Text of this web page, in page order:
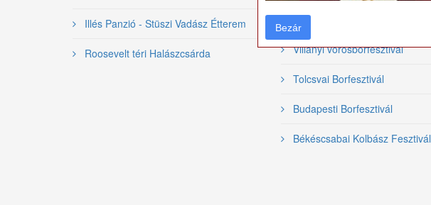
Illés Panzió - Stüszi Vadász Étterem
Roosevelt téri Halászcsárda
Szegedi Borfesztivál
Villányi vörösborfesztivál
Tolcsvai Borfesztivál
Budapesti Borfesztivál
Békéscsabai Kolbász Fesztivál
Bezár
Bezár